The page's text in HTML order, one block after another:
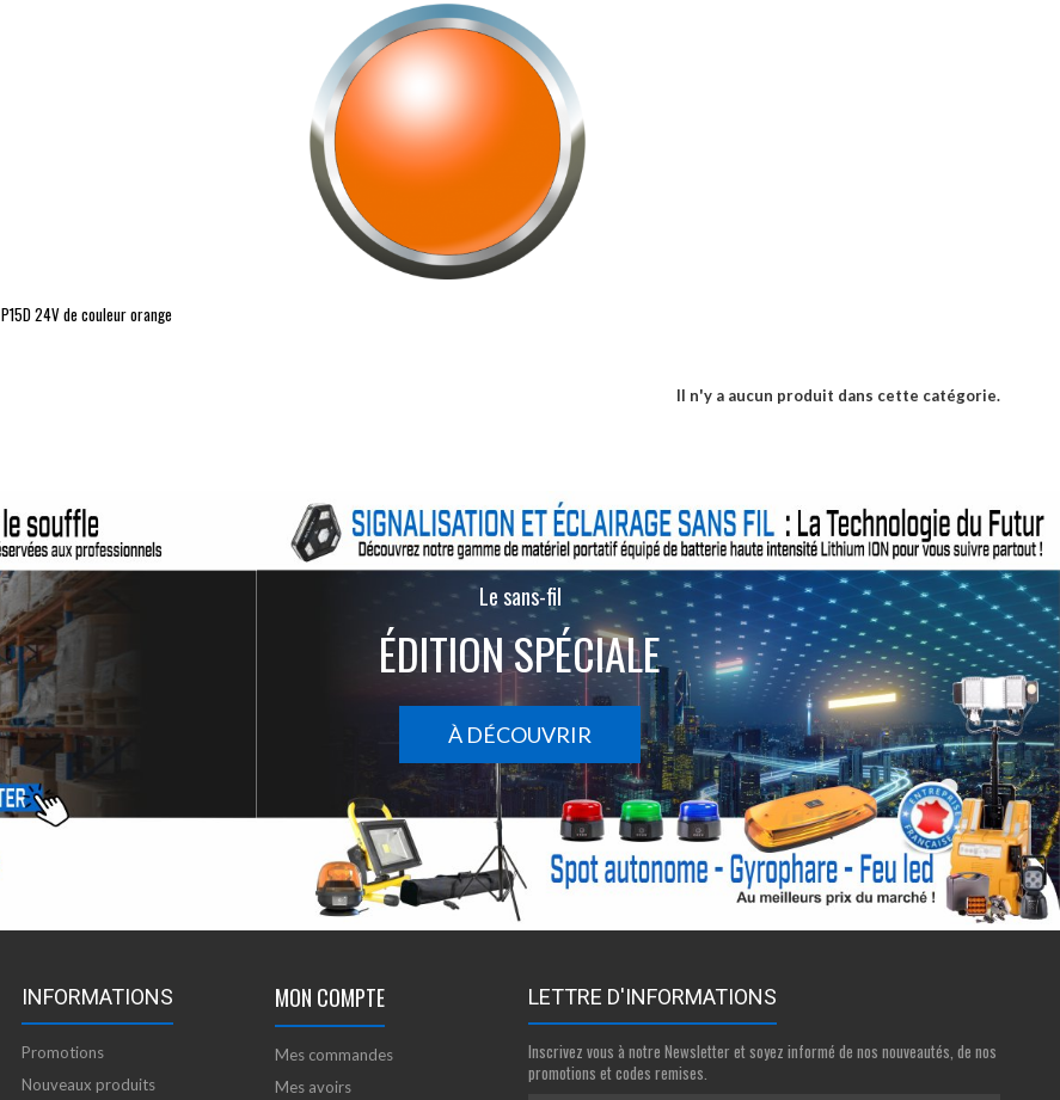
P15D24V de couleur orange
Il n'y a aucun produit dans cette catégorie.
Le sans-fil
ÉDITION SPÉCIALE
À DÉCOUVRIR
INFORMATIONS
Promotions
Nouveaux produits
MON COMPTE
Mes commandes
Mes avoirs
LETTRE D'INFORMATIONS
Inscrivez vous à notre Newsletter et soyez informé de nos nouveautés, de nos
promotions et codes remises.